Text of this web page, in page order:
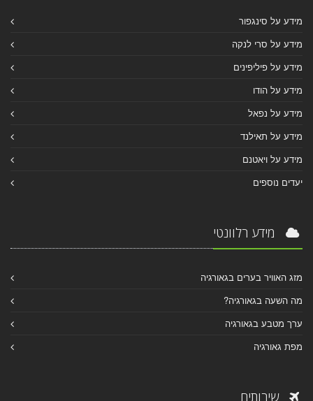
מידע על סינגפור
מידע על סרי לנקה
מידע על פיליפינים
מידע על הודו
מידע על נפאל
מידע על תאילנד
מידע על ויאטנם
יעדים נוספים
מידע רלוונטי
מזג האוויר בערים בגאורגיה
מה השעה בגאורגיה?
ערך מטבע בגאורגיה
מפת גאורגיה
שירותים